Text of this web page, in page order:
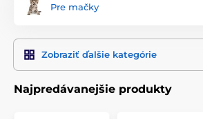
Pre mačky
Zobraziť ďalšie kategórie
Najpredávanejšie produkty